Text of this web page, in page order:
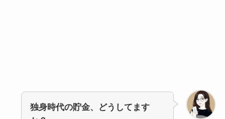
独身時代の貯金、どうしてます